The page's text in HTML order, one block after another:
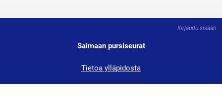
Saimaan pursiseurat
Tietoa ylläpidosta
Kirjaudu sisään